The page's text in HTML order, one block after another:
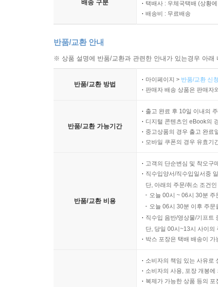
배송 구분
택배사 : 우체국택배 (상황
배송비 : 무료배송
반품/교환 안내
※ 상품 설명에 반품/교환과 관련한 안내가 있는경우 아
반품/교환 방법
마이페이지 > 반품/교환 신
판매자 배송 상품은 판매자
반품/교환 가능기간
출고 완료 후 10일 이내의
디지털 콘텐츠인 eBook의
중고상품의 경우 출고 완료
모바일 쿠폰의 경우 유효기
반품/교환 비용
고객의 단순변심 및 착오구
직수입양서/직수입일서중
단, 아래의 주문/취소 조건
오늘 00시 ~ 06시 30분
오늘 06시 30분 이후 주
직수입 음반/영상물/기프트
단, 당일 00시~13시 사이의
박스 포장은 택배 배송이
소비자의 책임 있는 사유로
소비자의 사용, 포장 개봉
복제가 가능한 상품 등의